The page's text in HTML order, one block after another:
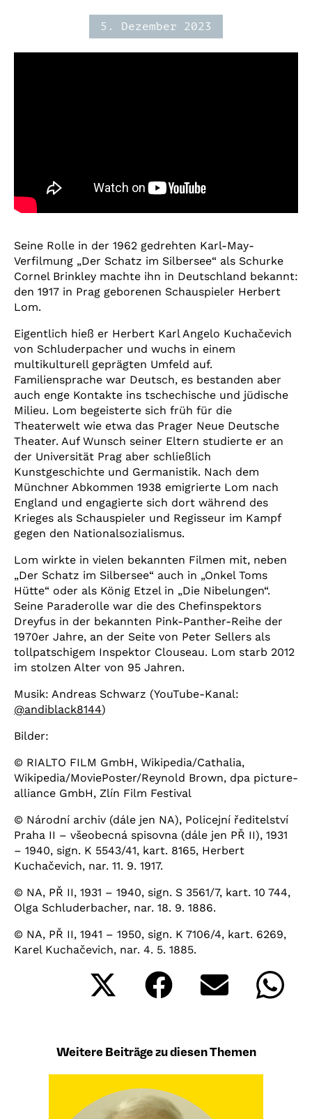
Spot On (ASV)
5. Dezember 2023
Seine Rolle in der 1962 gedrehten Karl-May-
Verfilmung „Der Schatz im Silbersee“ als Schurke
Cornel Brinkley machte ihn in Deutschland bekannt:
den 1917 in Prag geborenen Schauspieler Herbert
Lom.
Eigentlich hieß er Herbert Karl Angelo Kuchačevich
von Schluderpacher und wuchs in einem
multikulturell geprägten Umfeld auf.
Familiensprache war Deutsch, es bestanden aber
auch enge Kontakte ins tschechische und jüdische
Milieu. Lom begeisterte sich früh für die
Theaterwelt wie etwa das Prager Neue Deutsche
Theater. Auf Wunsch seiner Eltern studierte er an
der Universität Prag aber schließlich
Kunstgeschichte und Germanistik. Nach dem
Münchner Abkommen 1938 emigrierte Lom nach
England und engagierte sich dort während des
Krieges als Schauspieler und Regisseur im Kampf
gegen den Nationalsozialismus.
Lom wirkte in vielen bekannten Filmen mit, neben
„Der Schatz im Silbersee“ auch in „Onkel Toms
Hütte“ oder als König Etzel in „Die Nibelungen“.
Seine Paraderolle war die des Chefinspektors
Dreyfus in der bekannten Pink-Panther-Reihe der
1970er Jahre, an der Seite von Peter Sellers als
tollpatschigem Inspektor Clouseau. Lom starb 2012
im stolzen Alter von 95 Jahren.
Musik: Andreas Schwarz (YouTube-Kanal:
@andiblack8144)
Bilder:
© RIALTO FILM GmbH, Wikipedia/Cathalia,
Wikipedia/MoviePoster/Reynold Brown, dpa picture-
alliance GmbH, Zlín Film Festival
© Národní archiv (dále jen NA), Policejní ředitelství
Praha II – všeobecná spisovna (dále jen PŘ II), 1931
– 1940, sign. K 5543/41, kart. 8165, Herbert
Kuchačevich, nar. 11. 9. 1917.
© NA, PŘ II, 1931 – 1940, sign. S 3561/7, kart. 10 744,
Olga Schluderbacher, nar. 18. 9. 1886.
© NA, PŘ II, 1941 – 1950, sign. K 7106/4, kart. 6269,
Karel Kuchačevich, nar. 4. 5. 1885.
Share
Share
on
Share
on
on
Weitere Beiträge zu diesen Themen